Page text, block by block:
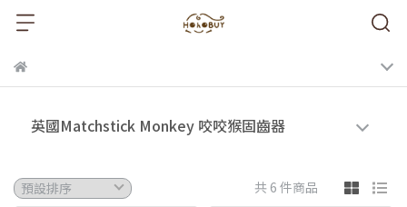
英國Matchstick Monkey 咬咬猴固齒器
共 6 件商品